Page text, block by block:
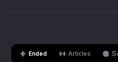
Ended Articles